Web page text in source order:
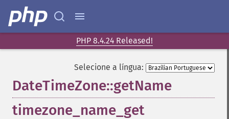
PHP 8.4.24 Released!
Selecione a língua:
DateTimeZone::getName
timezone_name_get